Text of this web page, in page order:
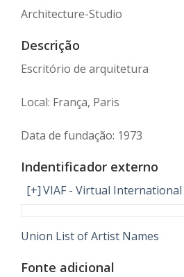
Architecture-Studio
Descrição
Escritório de arquitetura
Local: França, Paris
Data de fundação: 1973
Indentificador externo
[+]VIAF - Virtual
Union List of Artist Names
Fonte adicional